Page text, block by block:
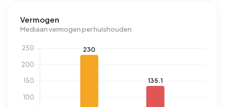
Vermogen
Mediaan vermogen per huishouden